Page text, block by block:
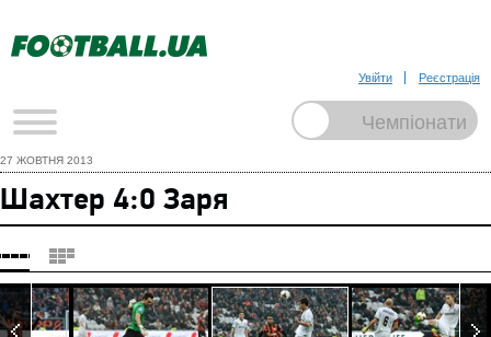
Увійти Реєстрація
27 ЖОВТНЯ 2013
Шахтер 4:0 Заря